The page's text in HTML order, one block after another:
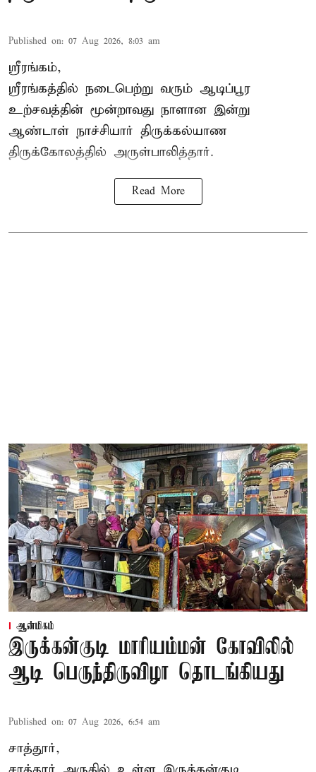
Published on: 07 Aug 2026, 8:03 am
ஸ்ரீரங்கம்,
ஸ்ரீரங்கத்தில் நடைபெற்று வரும் ஆடிப்பூர
உற்சவத்தின் மூன்றாவது நாளான இன்று
ஆண்டாள் நாச்சியார் திருக்கல்யாண
திருக்கோலத்தில் அருள்பாலித்தார்.
Read More
ஆன்மிகம்
இருக்கன்குடி மாரியம்மன் கோவிலில்
ஆடி பெருந்திருவிழா தொடங்கியது
Published on: 07 Aug 2026, 6:54 am
சாத்தூர்,